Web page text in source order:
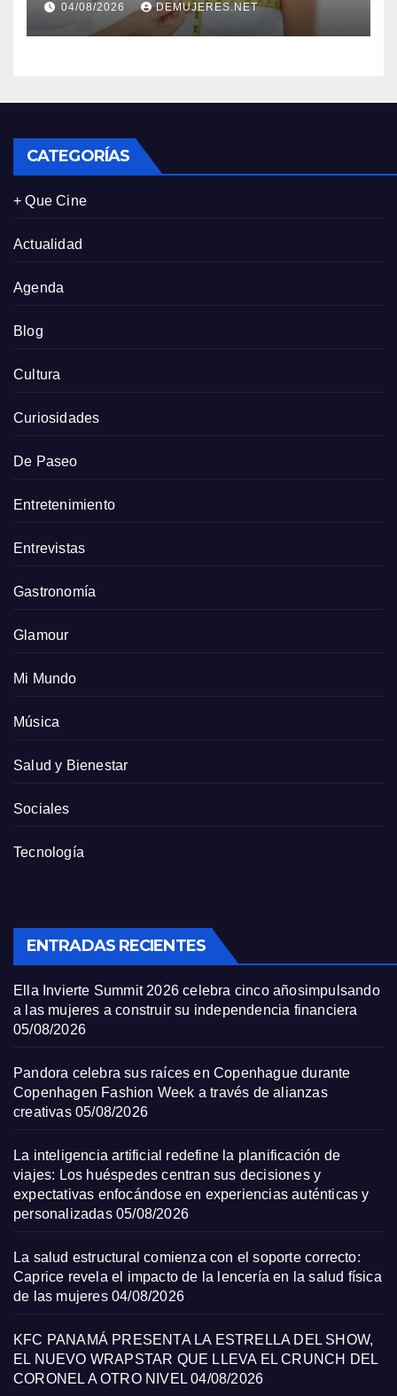
impacto de la lencería en la
salud física de las mujeres
04/08/2026 DEMUJERES.NET
CATEGORÍAS
+ Que Cine
Actualidad
Agenda
Blog
Cultura
Curiosidades
De Paseo
Entretenimiento
Entrevistas
Gastronomía
Glamour
Mi Mundo
Música
Salud y Bienestar
Sociales
Tecnología
ENTRADAS RECIENTES
Ella Invierte Summit 2026 celebra cinco añosimpulsando
a las mujeres a construir su independencia financiera
05/08/2026
Pandora celebra sus raíces en Copenhague durante
Copenhagen Fashion Week a través de alianzas
creativas 05/08/2026
La inteligencia artificial redefine la planificación de
viajes: Los huéspedes centran sus decisiones y
expectativas enfocándose en experiencias auténticas y
personalizadas 05/08/2026
La salud estructural comienza con el soporte correcto:
Caprice revela el impacto de la lencería en la salud física
de las mujeres 04/08/2026
KFC PANAMÁ PRESENTA LA ESTRELLA DEL SHOW,
EL NUEVO WRAPSTAR QUE LLEVA EL CRUNCH DEL
CORONEL A OTRO NIVEL 04/08/2026